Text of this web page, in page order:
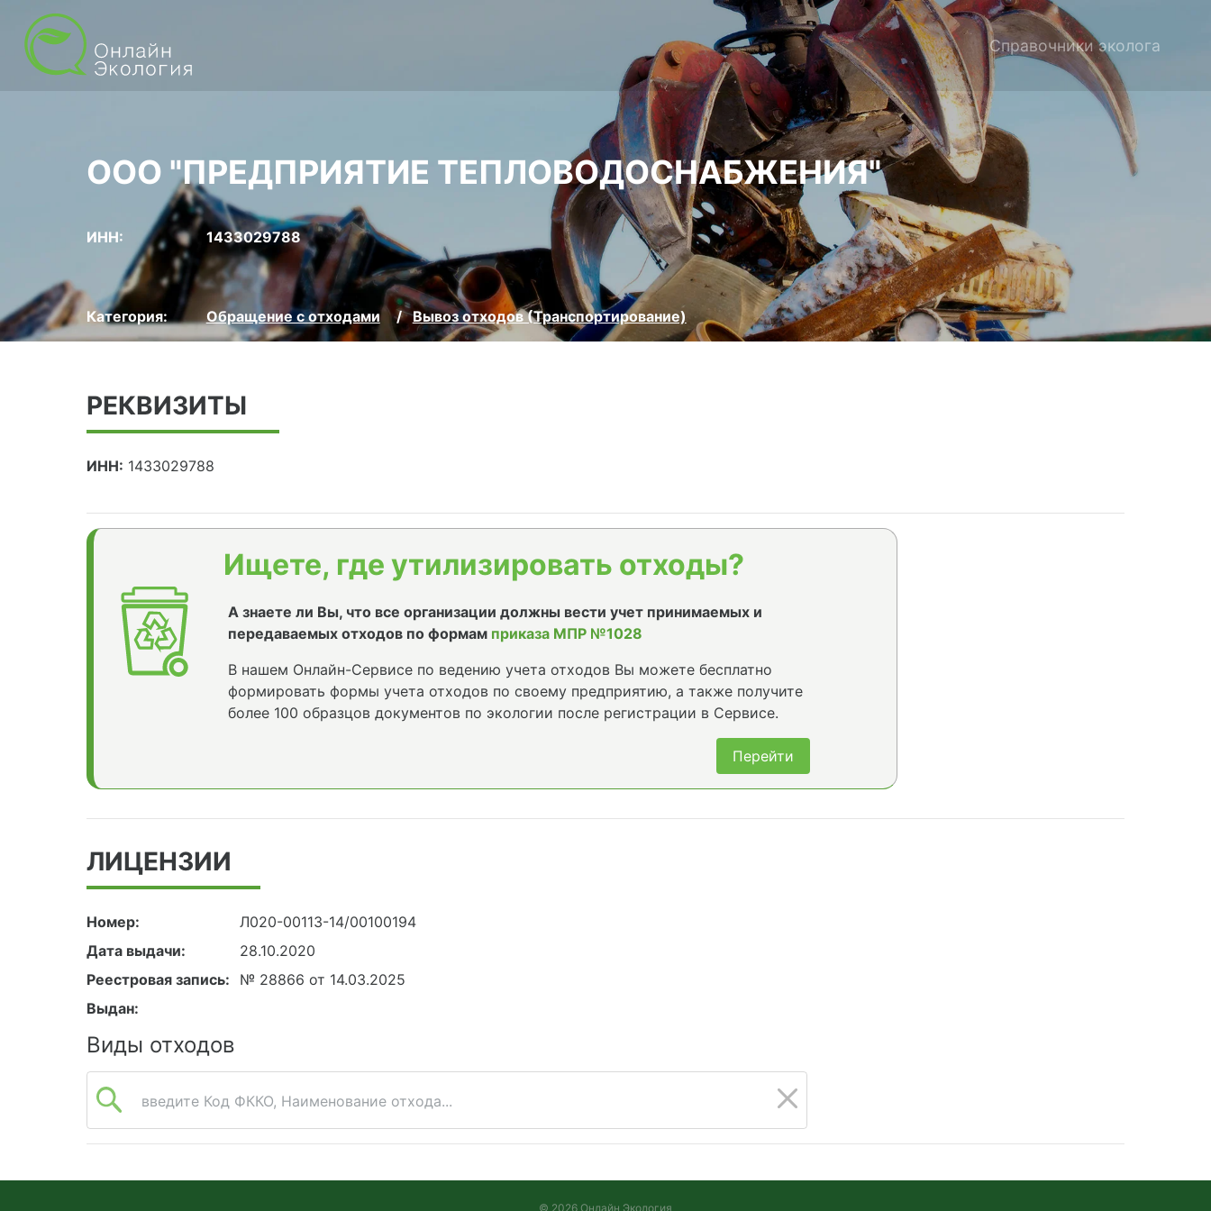
Справочники эколога
ООО "ПРЕДПРИЯТИЕ ТЕПЛОВОДОСНАБЖЕНИЯ"
ИНН: 1433029788
Категория: Обращение с отходами Вывоз отходов (Транспортирование)
РЕКВИЗИТЫ
ИНН: 1433029788
Ищете, где утилизировать отходы?
А знаете ли Вы, что все организации должны вести учет принимаемых и
передаваемых отходов по формам приказа МПР №1028
В нашем Онлайн-Сервисе по ведению учета отходов Вы можете бесплатно
формировать формы учета отходов по своему предприятию, а также получите
более 100 образцов документов по экологии после регистрации в Сервисе.
Перейти
ЛИЦЕНЗИИ
Номер:
Л020-00113-14/00100194
Дата выдачи:
28.10.2020
Реестровая запись:
№ 28866 от 14.03.2025
Выдан:
Виды отходов
введите Код ФККО, Наименование отхода...
© 2026 Онлайн Экология